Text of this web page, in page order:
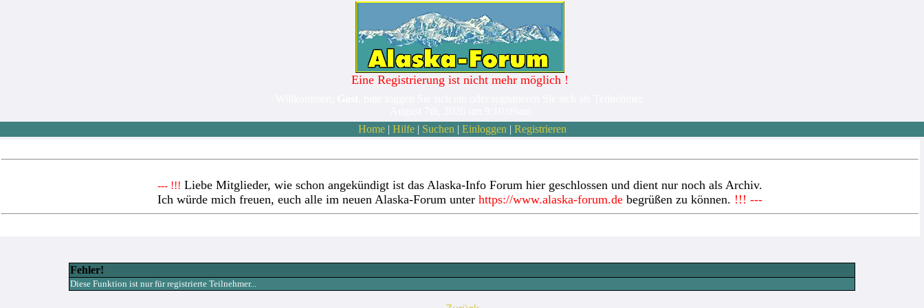
Eine Registrierung ist nicht mehr möglich !
Home| Hilfe| Suchen | Einloggen | Registrieren
--- !!! Liebe Mitglieder, wie schon angekündigt ist das Alaska-Info Forum hier geschlossen und dient nur noch als Archiv.
Ich würde mich freuen, euch alle im neuen Alaska-Forum unter https://www.alaska-forum.de begrüßen zu können. !!! ---
Fehler!
Diese Funktion ist nur für registrierte Teilnehmer...